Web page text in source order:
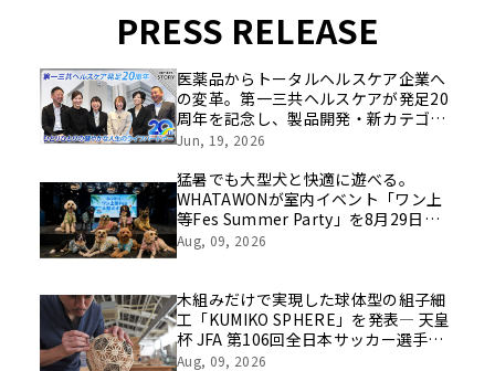
PRESS RELEASE
医薬品からトータルヘルスケア企業へ
の変革。第一三共ヘルスケアが発足20
周年を記念し、製品開発・新カテゴリ
挑戦の舞台や旧社統合時のエピソード
像を公開！
Jun, 19, 2026
猛暑でも大型犬と快適に遊べる。
WHATAWONが室内イベント「ワン上
等Fes Summer Party」を8月29日開
催
Aug, 09, 2026
木組みだけで実現した球体型の組子細
工「KUMIKO SPHERE」を発表― 天皇
杯 JFA 第106回全日本サッカー選手権
大会の公式ビジュアルにも採用 ―
Aug, 09, 2026